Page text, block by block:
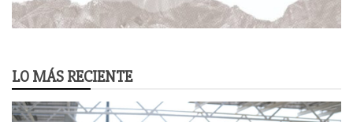
LO MÁS RECIENTE